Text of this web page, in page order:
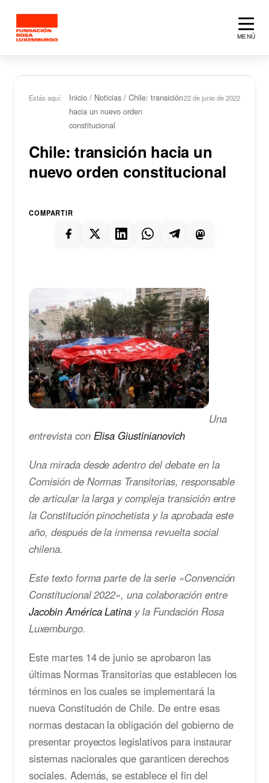
MENÚ
Estás aquí: Inicio / Noticias / Chile: transición
hacia un nuevo orden
constitucional
22 de junio de 2022
Chile: transición hacia un
nuevo orden constitucional
COMPARTIR
Una
entrevista con Elisa Giustinianovich
Una mirada desde adentro del debate en la
Comisión de Normas Transitorias, responsable
de articular la larga y compleja transición entre
la Constitución pinochetista y la aprobada este
año, después de la inmensa revuelta social
chilena.
Este texto forma parte de la serie «Convención
Constitucional 2022», una colaboración entre
Jacobin América Latina y la Fundación Rosa
Luxemburgo.
Este martes 14 de junio se aprobaron las
últimas Normas Transitorias que establecen los
términos en los cuales se implementará la
nueva Constitución de Chile. De entre esas
normas destacan la obligación del gobierno de
presentar proyectos legislativos para instaurar
sistemas nacionales que garanticen derechos
sociales. Además, se establece el fin del